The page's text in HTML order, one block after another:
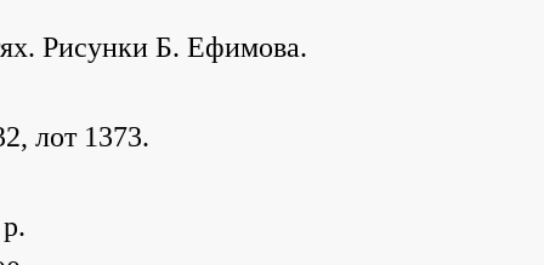
Рисунки Б. Ефимова.
лот 1373.